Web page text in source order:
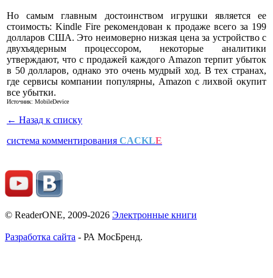
Но самым главным достоинством игрушки является ее
стоимость: Kindle Fire рекомендован к продаже всего за 199
долларов США. Это неимоверно низкая цена за устройство с
двухъядерным процессором, некоторые аналитики
утверждают, что с продажей каждого Amazon терпит убыток
в 50 долларов, однако это очень мудрый ход. В тех странах,
где сервисы компании популярны, Amazon с лихвой окупит
все убытки.
Источник: MobileDevice
← Назад к списку
система комментирования CACKLE
© ReaderONE, 2009-2026 Электронные книги
Разработка сайта - РА МосБренд.